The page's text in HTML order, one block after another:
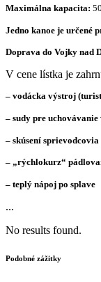
Maximálna kapacita:
Jedno kanoe je určené
Doprava do Vojky nad
V cene lístka je
– vodácka výstroj
– sudy pre
– skúsení sprievodcovia
– „rýchlokurz“
– teplý nápoj po splave
...
No results found.
Podobné zážitky